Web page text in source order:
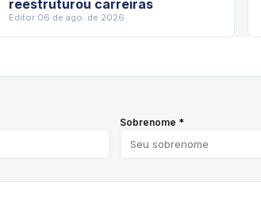
reestruturou carreiras
Editor·06 de ago. de 2026
Sobrenome *